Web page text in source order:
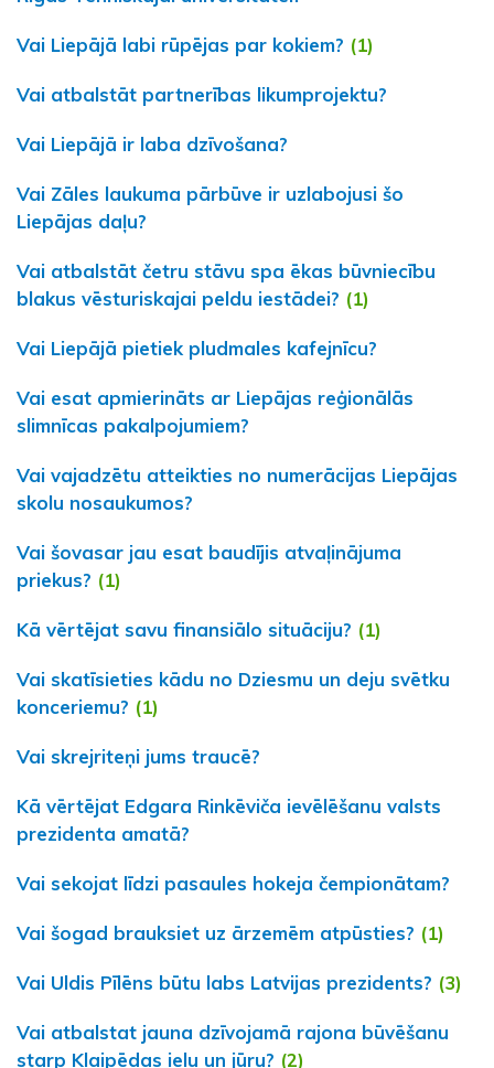
Vai Liepājā labi rūpējas par kokiem? (1)
Vai atbalstāt partnerības likumprojektu?
Vai Liepājā ir laba dzīvošana?
Vai Zāles laukuma pārbūve ir uzlabojusi šo
Liepājas daļu?
Vai atbalstāt četru stāvu spa ēkas būvniecību
blakus vēsturiskajai peldu iestādei? (1)
Vai Liepājā pietiek pludmales kafejnīcu?
Vai esat apmierināts ar Liepājas reģionālās
slimnīcas pakalpojumiem?
Vai vajadzētu atteikties no numerācijas Liepājas
skolu nosaukumos?
Vai šovasar jau esat baudījis atvaļinājuma
priekus? (1)
Kā vērtējat savu finansiālo situāciju? (1)
Vai skatīsieties kādu no Dziesmu un deju svētku
konceriemu? (1)
Vai skrejriteņi jums traucē?
Kā vērtējat Edgara Rinkēviča ievēlēšanu valsts
prezidenta amatā?
Vai sekojat līdzi pasaules hokeja čempionātam?
Vai šogad brauksiet uz ārzemēm atpūsties? (1)
Vai Uldis Pīlēns būtu labs Latvijas prezidents? (3)
Vai atbalstat jauna dzīvojamā rajona būvēšanu
starp Klaipēdas ielu un jūru? (2)